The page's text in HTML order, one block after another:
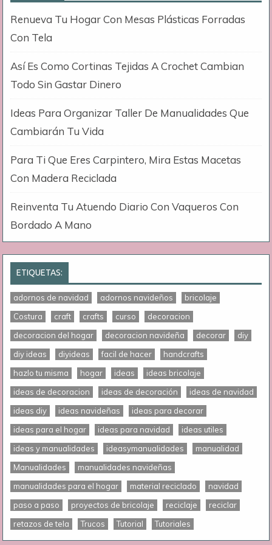
Renueva Tu Hogar Con Mesas Plásticas Forradas
Con Tela
Así Es Como Cortinas Tejidas A Crochet Cambian
Todo Sin Gastar Dinero
Ideas Para Organizar Taller De Manualidades Que
Cambiarán Tu Vida
Para Ti Que Eres Carpintero, Mira Estas Macetas
Con Madera Reciclada
Reinventa Tu Atuendo Diario Con Vaqueros Con
Bordado A Mano
ETIQUETAS:
adornos de navidad adornos navideños
bricolaje
Costura
craft crafts curso
decoracion
decoracion del hogar
decoracion navideña decorar
diy
diy ideas
diyideas facil de hacer
handcrafts
hazlo tu misma
hogar ideas
ideas bricolaje
ideas de decoracion
ideas de decoración
ideas de navidad
ideas diy
ideas navideñas
ideas para decorar
ideas para el hogar
ideas para navidad
ideas utiles
ideas y manualidades
ideasymanualidades
manualidad
Manualidades
manualidades navideñas
manualidades para el hogar
material reciclado
navidad
paso a paso
proyectos de bricolaje reciclaje
reciclar
retazos de tela
Trucos Tutorial Tutoriales